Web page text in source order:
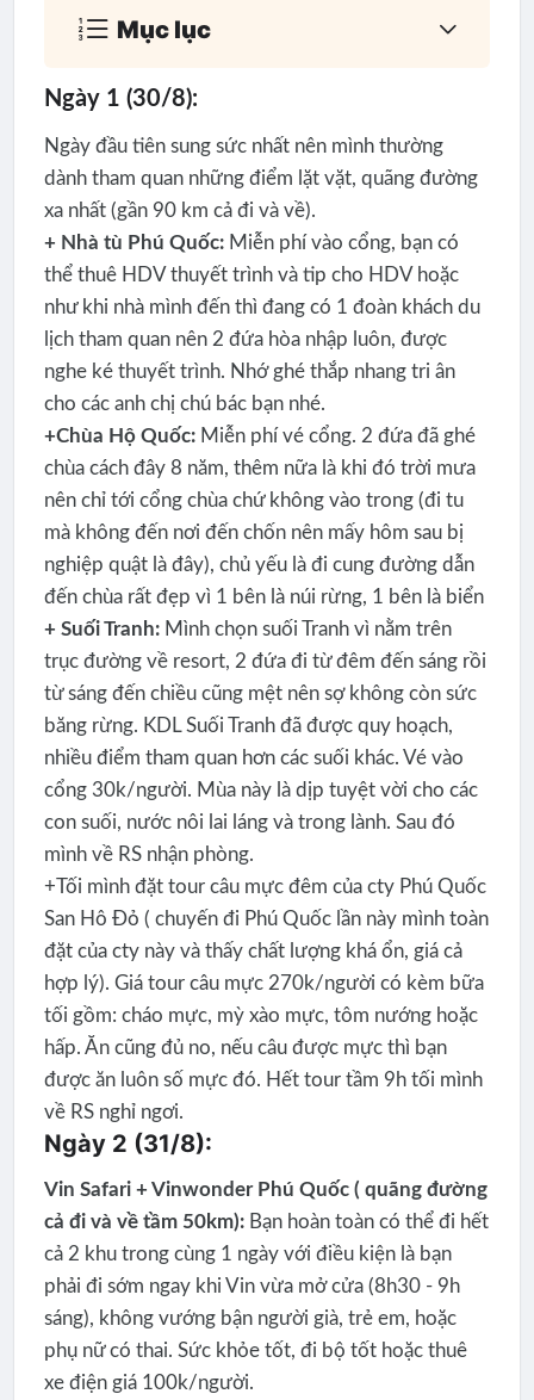
Mục lục
Ngày 1 (30/8):
Ngày đầu tiên sung sức nhất nên mình thường
dành tham quan những điểm lặt vặt, quãng đường
xa nhất (gần 90 km cả đi và về).
+ Nhà tù Phú Quốc:Miễn phí vào cổng, bạn có
thể thuê HDV thuyết trình và tip cho HDV hoặc
như khi nhà mình đến thì đang có 1 đoàn khách du
lịch tham quan nên 2 đứa hòa nhập luôn, được
nghe ké thuyết trình. Nhớ ghé thắp nhang tri ân
cho các anh chị chú bác bạn nhé.
+Chùa Hộ Quốc:Miễn phí vé cổng. 2 đứa đã ghé
chùa cách đây 8 năm, thêm nữa là khi đó trời mưa
nên chỉ tới cổng chùa chứ không vào trong (đi tu
mà không đến nơi đến chốn nên mấy hôm sau bị
nghiệp quật là đây), chủ yếu là đi cung đường dẫn
đến chùa rất đẹp vì 1 bên là núi rừng, 1 bên là biển
+ Suối Tranh:Mình chọn suối Tranh vì nằm trên
trục đường về resort, 2 đứa đi từ đêm đến sáng rồi
từ sáng đến chiều cũng mệt nên sợ không còn sức
băng rừng. KDL Suối Tranh đã được quy hoạch,
nhiều điểm tham quan hơn các suối khác. Vé vào
cổng 30k/người. Mùa này là dịp tuyệt vời cho các
con suối, nước nôi lai láng và trong lành. Sau đó
mình về RS nhận phòng.
+Tối mình đặt tour câu mực đêm của cty Phú Quốc
San Hô Đỏ ( chuyến đi Phú Quốc lần này mình toàn
đặt của cty này và thấy chất lượng khá ổn, giá cả
hợp lý). Giá tour câu mực 270k/người có kèm bữa
tối gồm: cháo mực, mỳ xào mực, tôm nướng hoặc
hấp. Ăn cũng đủ no, nếu câu được mực thì bạn
được ăn luôn số mực đó. Hết tour tầm 9h tối mình
về RS nghỉ ngơi.
Ngày 2 (31/8):
Vin Safari + Vinwonder Phú Quốc ( quãng đường
cả đi và về tầm 50km):Bạn hoàn toàn có thể đi hết
cả 2 khu trong cùng 1 ngày với điều kiện là bạn
phải đi sớm ngay khi Vin vừa mở cửa (8h30 - 9h
sáng), không vướng bận người già, trẻ em, hoặc
phụ nữ có thai. Sức khỏe tốt, đi bộ tốt hoặc thuê
xe điện giá 100k/người.